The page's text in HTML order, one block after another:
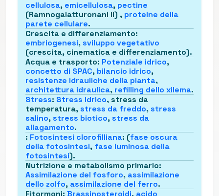
cellulosa, emicellulosa, pectine
(Ramnogalatturonani II) , proteine della
parete cellulare.
Crescita e differenziamento:
embriogenesi, sviluppo vegetativo
(crescita, cinematica e differenziamento).
Acqua e trasporto: Potenziale idrico,
concetto di SPAC, bilancio idrico,
resistenze idrauliche della pianta,
architettura idraulica, refilling dello xilema.
Stress: Stress idrico, stress da
temperatura, stress da freddo, stress
salino, stress biotico, stress da
allagamento.
: Fotosintesi clorofilliana: (fase oscura
della fotosintesi, fase luminosa della
fotosintesi).
Nutrizione e metabolismo primario:
Assimilazione del fosforo, assimilazione
dello zolfo, assimilazione del ferro.